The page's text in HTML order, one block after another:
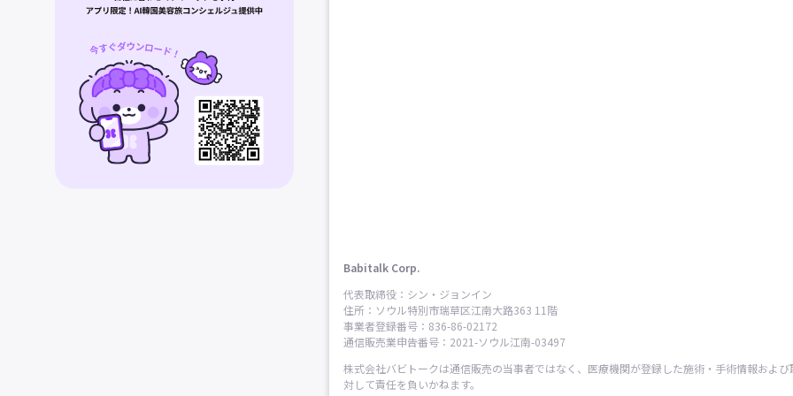
Babitalk Corp.
代表取締役：シン・ジョンイン
住所：ソウル特別市瑞草区江南大路363 11階
事業者登録番号：836-86-02172
通信販売業申告番号：2021-ソウル江南-03497
株式会社バビトークは通信販売の当事者ではなく、医療機関が登録した施術・手術情報および
対して責任を負いかねます。